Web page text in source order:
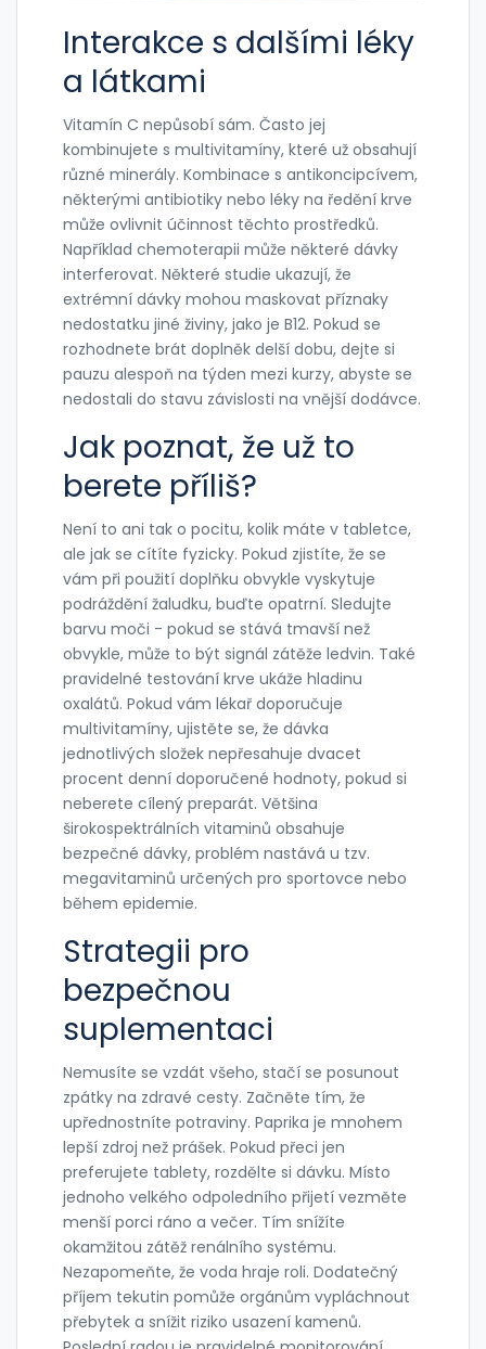
Interakce s dalšími léky
a látkami
Vitamín C nepůsobí sám. Často jej
kombinujete s multivitamíny, které už obsahují
různé minerály. Kombinace s antikoncipcívem,
některými antibiotiky nebo léky na ředění krve
může ovlivnit účinnost těchto prostředků.
Například chemoterapii může některé dávky
interferovat. Některé studie ukazují, že
extrémní dávky mohou maskovat příznaky
nedostatku jiné živiny, jako je B12. Pokud se
rozhodnete brát doplněk delší dobu, dejte si
pauzu alespoň na týden mezi kurzy, abyste se
nedostali do stavu závislosti na vnější dodávce.
Jak poznat, že už to
berete příliš?
Není to ani tak o pocitu, kolik máte v tabletce,
ale jak se cítíte fyzicky. Pokud zjistíte, že se
vám při použití doplňku obvykle vyskytuje
podráždění žaludku, buďte opatrní. Sledujte
barvu moči - pokud se stává tmavší než
obvykle, může to být signál zátěže ledvin. Také
pravidelné testování krve ukáže hladinu
oxalátů. Pokud vám lékař doporučuje
multivitamíny, ujistěte se, že dávka
jednotlivých složek nepřesahuje dvacet
procent denní doporučené hodnoty, pokud si
neberete cílený preparát. Většina
širokospektrálních vitaminů obsahuje
bezpečné dávky, problém nastává u tzv.
megavitaminů určených pro sportovce nebo
během epidemie.
Strategii pro
bezpečnou
suplementaci
Nemusíte se vzdát všeho, stačí se posunout
zpátky na zdravé cesty. Začněte tím, že
upřednostníte potraviny. Paprika je mnohem
lepší zdroj než prášek. Pokud přeci jen
preferujete tablety, rozdělte si dávku. Místo
jednoho velkého odpoledního přijetí vezměte
menší porci ráno a večer. Tím snížíte
okamžitou zátěž renálního systému.
Nezapomeňte, že voda hraje roli. Dodatečný
příjem tekutin pomůže orgánům vypláchnout
přebytek a snížit riziko usazení kamenů.